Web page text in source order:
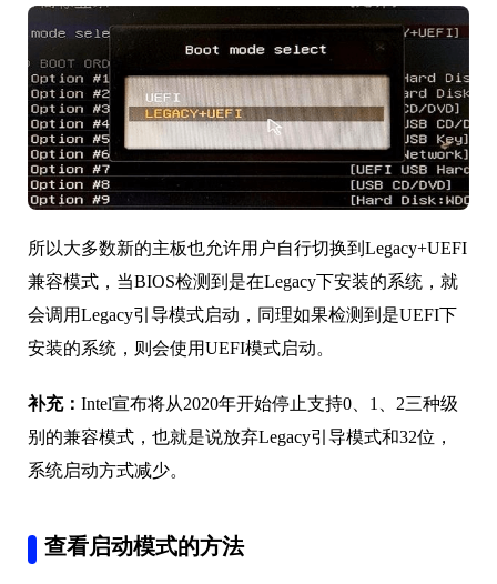
所以大多数新的主板也允许用户自行切换到Legacy+UEFI
兼容模式，当BIOS检测到是在Legacy下安装的系统，就
会调用Legacy引导模式启动，同理如果检测到是UEFI下
安装的系统，则会使用UEFI模式启动。
补充： Intel宣布将从2020年开始停止支持0、1、2三种级
别的兼容模式，也就是说放弃Legacy引导模式和32位，
系统启动方式减少。
查看启动模式的方法